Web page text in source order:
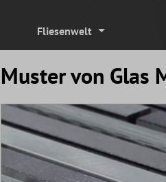
Fliesenwelt
Muster von Glas